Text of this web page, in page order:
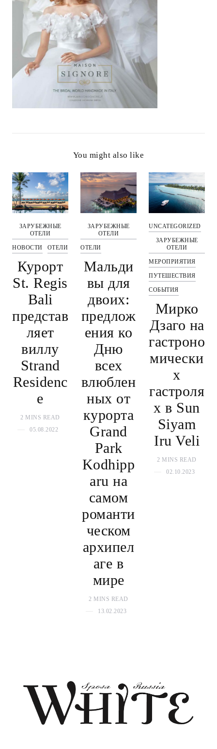
You might also like
ЗАРУБЕЖНЫЕ
ОТЕЛИ
НОВОСТИ ОТЕЛИ
Курорт
St. Regis
Bali
представ
ляет
виллу
Strand
Residenc
e
2 MINS READ
05.08.2022
ЗАРУБЕЖНЫЕ
ОТЕЛИ
ОТЕЛИ
Мальди
вы для
двоих:
предлож
ения ко
Дню
всех
влюблен
ных от
курорта
Grand
Park
Kodhipp
aru на
самом
романти
ческом
архипел
аге в
мире
2 MINS READ
13.02.2023
UNCATEGORIZED
ЗАРУБЕЖНЫЕ
ОТЕЛИ
МЕРОПРИЯТИЯ
ПУТЕШЕСТВИЯ
СОБЫТИЯ
Мирко
Дзаго на
гастроно
мически
х
гастроля
х в Sun
Siyam
Iru Veli
2 MINS READ
02.10.2023